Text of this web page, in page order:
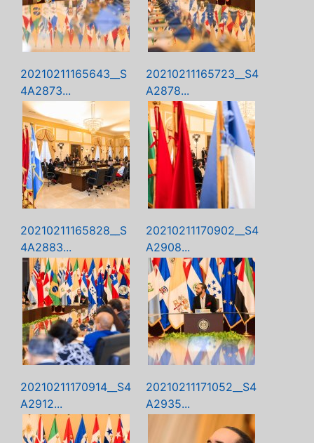
20210211165643__S
4A2873...
20210211165723__S4
A2878...
20210211165828__S
4A2883...
20210211170902__S4
A2908...
20210211170914__S4
A2912...
20210211171052__S4
A2935...